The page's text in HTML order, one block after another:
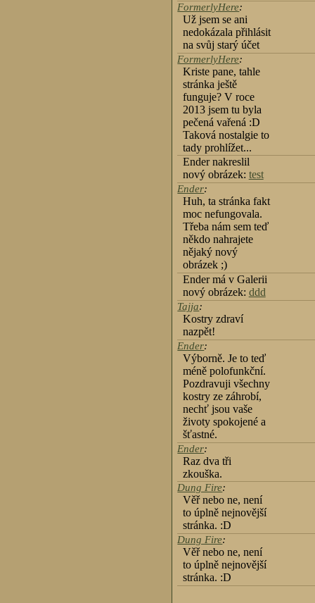
FormerlyHere:
Už jsem se ani
nedokázala přihlásit
na svůj starý účet
FormerlyHere:
Kriste pane, tahle
stránka ještě
funguje? V roce
2013 jsem tu byla
pečená vařená :D
Taková nostalgie to
tady prohlížet...
Ender nakreslil
nový obrázek: test
Ender:
Huh, ta stránka fakt
moc nefungovala.
Třeba nám sem teď
někdo nahrajete
nějaký nový
obrázek ;)
Ender má v Galerii
nový obrázek: ddd
Tajja:
Kostry zdraví
nazpět!
Ender:
Výborně. Je to teď
méně polofunkční.
Pozdravuji všechny
kostry ze záhrobí,
nechť jsou vaše
životy spokojené a
šťastné.
Ender:
Raz dva tři
zkouška.
Dung Fire:
Věř nebo ne, není
to úplně nejnovější
stránka. :D
Dung Fire:
Věř nebo ne, není
to úplně nejnovější
stránka. :D